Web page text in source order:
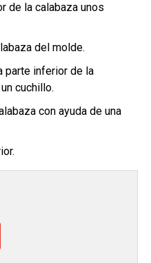
de la calabaza unos
del molde.
parte inferior de la
cuchillo.
con ayuda de una